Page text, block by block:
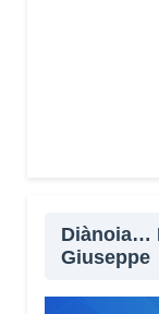
Diànoia…
Giuseppe